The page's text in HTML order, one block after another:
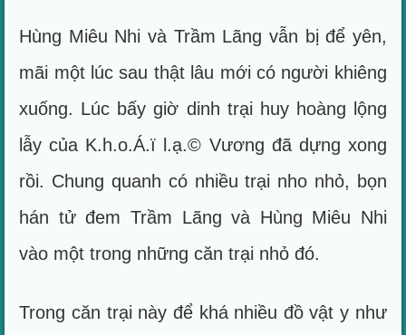
Hùng Miêu Nhi và Trầm Lãng vẫn bị để yên,
mãi một lúc sau thật lâu mới có người khiêng
xuống. Lúc bấy giờ dinh trại huy hoàng lộng
lẫy của K.h.o.Á.ï l.ạ.© Vương đã dựng xong
rồi. Chung quanh có nhiều trại nho nhỏ, bọn
hán tử đem Trầm Lãng và Hùng Miêu Nhi
vào một trong những căn trại nhỏ đó.
Trong căn trại này để khá nhiều đồ vật y như